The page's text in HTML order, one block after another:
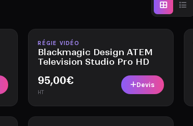
Disponible
RÉGIE VIDÉO
Blackmagic Design ATEM
Television Studio Pro HD
95,00€
HT
Devis